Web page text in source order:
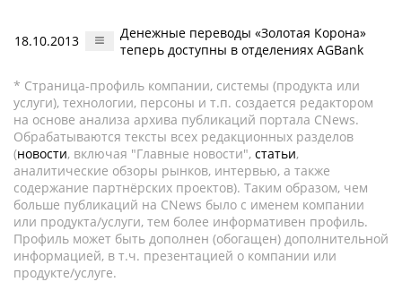
18.10.2013
Денежные переводы «Золотая Корона»
теперь доступны в отделениях AGBank
* Страница-профиль компании, системы (продукта или
услуги), технологии, персоны и т.п. создается редактором
на основе анализа архива публикаций портала CNews.
Обрабатываются тексты всех редакционных разделов
(новости, включая "Главные новости", статьи,
аналитические обзоры рынков, интервью, а также
содержание партнёрских проектов). Таким образом, чем
больше публикаций на CNews было с именем компании
или продукта/услуги, тем более информативен профиль.
Профиль может быть дополнен (обогащен) дополнительной
информацией, в т.ч. презентацией о компании или
продукте/услуге.